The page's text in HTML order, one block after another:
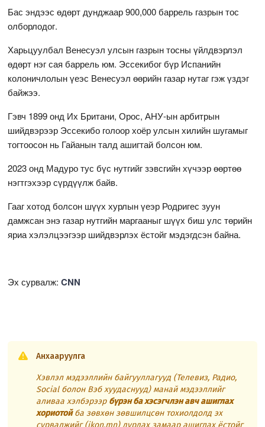
Бас эндээс өдөрт дунджаар 900,000 баррель газрын тос
олборлодог.
Харьцуулбал Венесуэл улсын газрын тосны үйлдвэрлэл
өдөрт нэг сая баррель юм. Эссекибог бүр Испанийн
колоничлолын үеэс Венесуэл өөрийн газар нутаг гэж үздэг
байжээ.
Гэвч 1899 онд Их Британи, Орос, АНУ-ын арбитрын
шийдвэрээр Эссекибо голоор хоёр улсын хилийн шугамыг
тогтоосон нь Гайанын талд ашигтай болсон юм.
2023 онд Мадуро тус бүс нутгийг зэвсгийн хүчээр өөртөө
нэгтгэхээр сүрдүүлж байв.
Гааг хотод болсон шүүх хурлын үеэр Родригес зуун
дамжсан энэ газар нутгийн маргааныг шүүх биш улс төрийн
яриа хэлэлцээгээр шийдвэрлэх ёстойг мэдэгдсэн байна.
Эх сурвалж:CNN
Анхааруулга
Хэвлэл мэдээллийн байгууллагууд (Телевиз, Радио,
Social болон Вэб хуудаснууд) манай мэдээллийг
аливаа хэлбэрээр бүрэн ба хэсэгчлэн авч ашиглах
хориотойба зөвхөн зөвшилцсөн тохиолдолд эх
сурвалжийг (ikon.mn) дурдах замаар ашиглах ёстойг